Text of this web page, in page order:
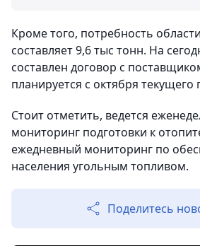
Кроме того, потребность
составляет 9,6 тыс тонн. На
составлен договор с
планируется с октября текущего
Стоит отметить, ведется
мониторинг подготовки к
ежедневный мониторинг по
населения угольным топливом.
Поделитесь